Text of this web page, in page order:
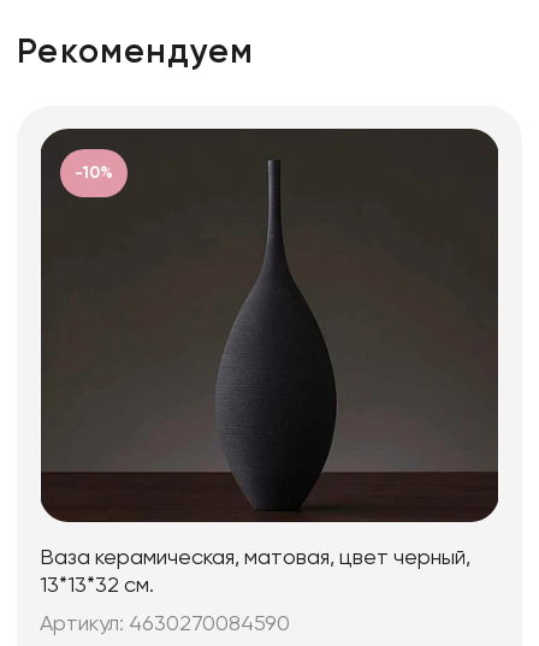
Рекомендуем
-10%
Ваза керамическая, матовая, цвет черный,
13*13*32 см.
Артикул: 4630270084590